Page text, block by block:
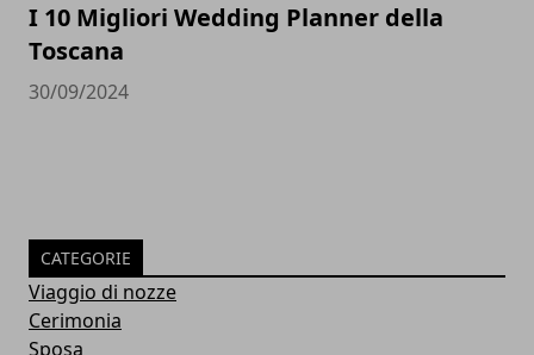
I 10 Migliori Wedding Planner della
Toscana
30/09/2024
CATEGORIE
Viaggio di nozze
Cerimonia
Sposa